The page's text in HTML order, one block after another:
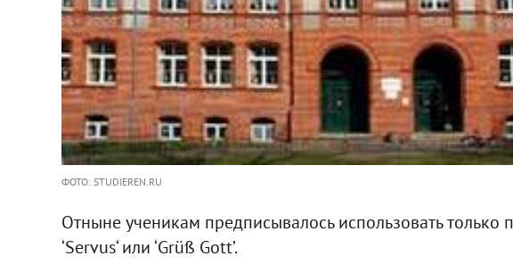
ФОТО: STUDIEREN.RU
Отныне ученикам предписывалось использовать только
‘Servus‘ или ‘Grüß Gott’.